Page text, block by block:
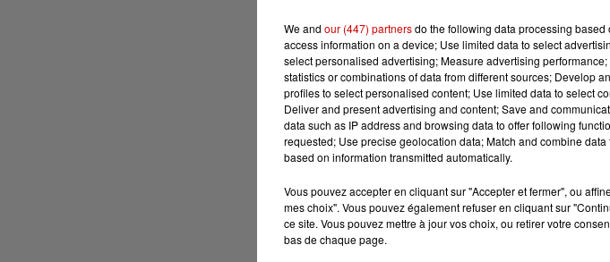
We and our (447) partnersdo the following data processing
access information on a device; Use limited data to select
select personalised advertising; Measure advertising
statistics or combinations of data from different sources; Develop
profiles to select personalised content; Use limited data to select
Deliver and present advertising and content; Save and
data such as IP address and browsing data to offer following
requested; Use precise geolocation data; Match and combine
based on information transmitted automatically.
Vous pouvez accepter en cliquant sur "Accepter et fermer", ou
mes choix". Vous pouvez également refuser en cliquant sur
ce site. Vous pouvez mettre à jour vos choix, ou retirer votre
bas de chaque page.